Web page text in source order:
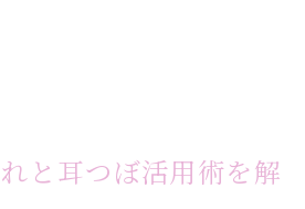
と耳つぼ活用術を解